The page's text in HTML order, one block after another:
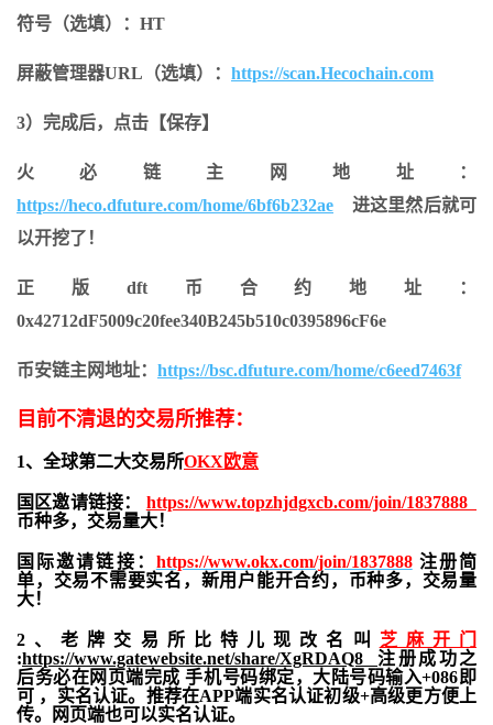
符号（选填）：HT
屏蔽管理器URL（选填）： https://scan.Hecochain.com
3）完成后，点击【保存】
火必链主网地址：
https://heco.dfuture.com/home/6bf6b232ae 进这里然后就可
以开挖了！
正版dft币合约地址：
0x42712dF5009c20fee340B245b510c0395896cF6e
币安链主网地址： https://bsc.dfuture.com/home/c6eed7463f
目前不清退的交易所推荐：
1、全球第二大交易所OKX欧意
国区邀请链接： https://www.topzhjdgxcb.com/join/1837888
币种多，交易量大！
国际邀请链接： https://www.okx.com/join/1837888注册简
单，交易不需要实名，新用户能开合约， 币种多，交易量
大！
2、老牌交易所比特儿现改名叫 芝麻开门
:https://www.gatewebsite.net/share/XgRDAQ8 注册成功之
后务必在网页端完成 手机号码绑定，大陆号码输入+086即
可 ，实名认证。推荐在APP端实名认证初级+高级更方便上
传。网页端也可以实名认证。